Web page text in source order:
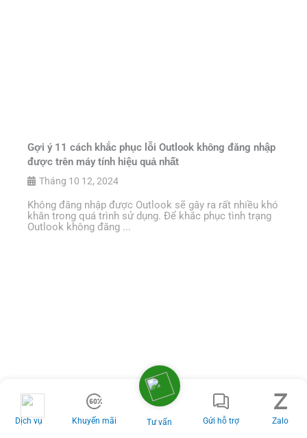
Gợi ý 11 cách khắc phục lỗi Outlook không đăng nhập
được trên máy tính hiệu quả nhất
Tháng 10 12, 2024
Không đăng nhập được Outlook sẽ gây ra rất nhiều khó
khăn trong quá trình sử dụng. Để khắc phục tình trạng
Outlook không đăng ...
Dịch vụ Khuyến mãi Tư vấn Gửi hỗ trợ Zalo